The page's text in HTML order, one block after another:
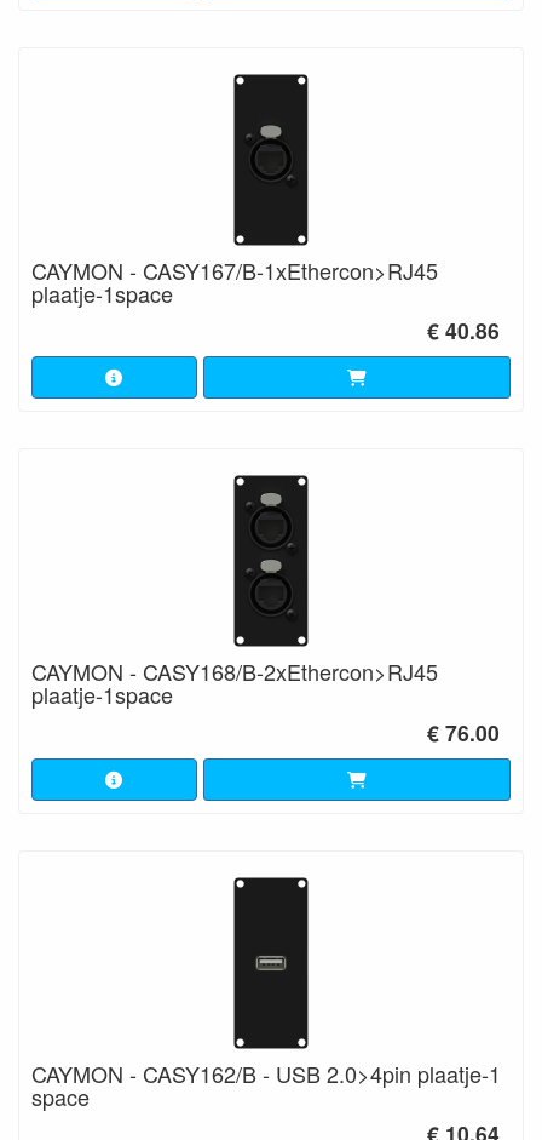
CAYMON - CASY167/B-1xEthercon>RJ45
plaatje-1space
€ 40.86
CAYMON - CASY168/B-2xEthercon>RJ45
plaatje-1space
€ 76.00
CAYMON - CASY162/B - USB 2.0>4pin plaatje-1
space
€ 10.64